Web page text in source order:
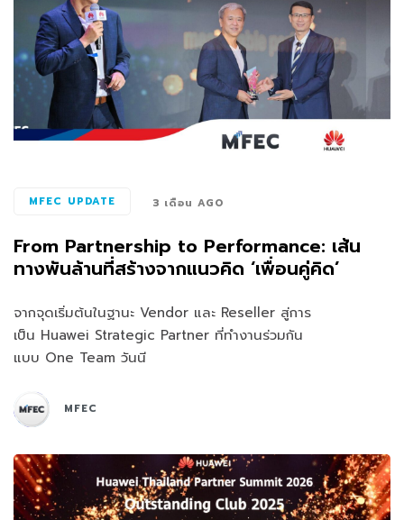
MFEC UPDATE 3 เดือน AGO
From Partnership to Performance: เส้น
ทางพันล้านที่สร้างจากแนวคิด ‘เพื่อนคู่คิด’
จากจุดเริ่มต้นในฐานะ Vendor และ Reseller สู่การ
เป็น Huawei Strategic Partner ที่ทำงานร่วมกัน
แบบ One Team วันนี
MFEC